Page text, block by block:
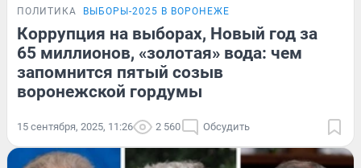
ПОЛИТИКА ВЫБОРЫ-2025 В ВОРОНЕЖЕ
Коррупция на выборах, Новый год за
65 миллионов, «золотая» вода: чем
запомнится пятый созыв
воронежской гордумы
15 сентября, 2025, 11:26 2 560 Обсудить